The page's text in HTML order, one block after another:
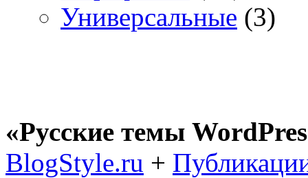
Универсальные (3)
«Русские темы
BlogStyle.ru +